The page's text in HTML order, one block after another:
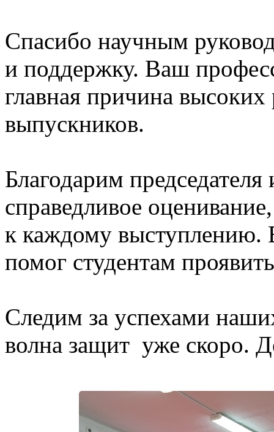
Спасибо научным
и поддержку. Ваш
главная причина высоких
выпускников.
Благодарим
справедливое
к каждому выступлению.
помог студентам
Следим за успехами
волна защит уже скоро.